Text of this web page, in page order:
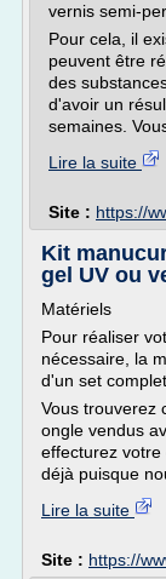
vernis semi-
Pour cela, il
peuvent être
des
d'avoir un
semaines.
Lire la suite
Site : https://
Kit
gel UV ou
Matériels
Pour réaliser
nécessaire, la
d'un set
Vous trouverez
ongle vendus
effecturez
déjà puisque
Lire la suite
Site : https://